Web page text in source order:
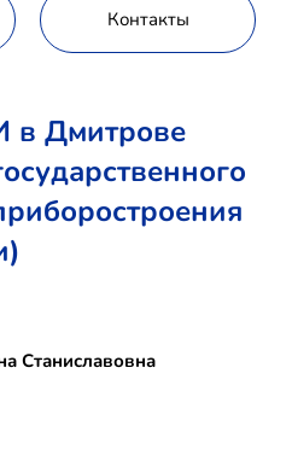
Контакты
Дмитрове
Станиславовна